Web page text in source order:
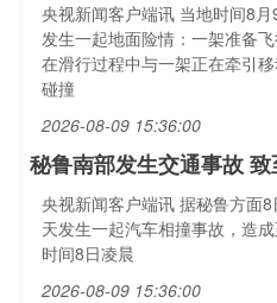
央视新闻客户端讯 当地时间8
发生一起地面险情：一架准备
在滑行过程中与一架正在牵引
碰撞
2026-08-09 15:36:00
秘鲁南部发生交通事故
央视新闻客户端讯 据秘鲁方面
天发生一起汽车相撞事故，造
时间8日凌晨
2026-08-09 15:36:00